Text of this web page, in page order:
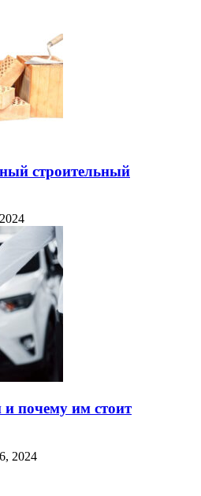
строительный
почему им стоит
2024